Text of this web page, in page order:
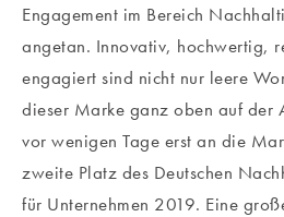
Engagement im Bereich
angetan. Innovativ, hochwertig,
engagiert sind nicht nur leere
dieser Marke ganz oben auf der
vor wenigen Tage erst an die
zweite Platz des Deutschen
für Unternehmen 2019. Eine